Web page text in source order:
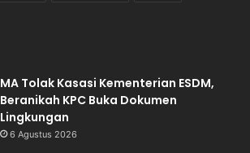
MA Tolak Kasasi Kementerian ESDM,
Beranikah KPC Buka Dokumen
Lingkungan
6 Agustus 2026